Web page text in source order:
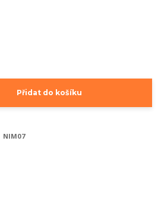
Přidat do košíku
NIM07